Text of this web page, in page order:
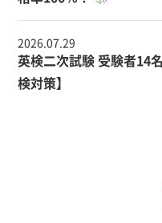
英検二次試験 受験者14
検対策】
2026.07.29